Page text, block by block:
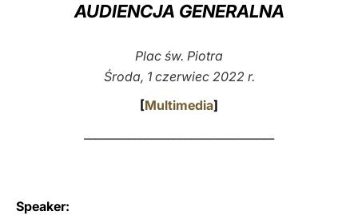
AUDIENCJA GENERALNA
Plac św. Piotra
Środa, 1 czerwiec 2022 r.
[Multimedia]
Speaker: